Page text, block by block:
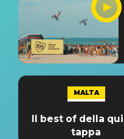
MALTA
Il best of della
tappa